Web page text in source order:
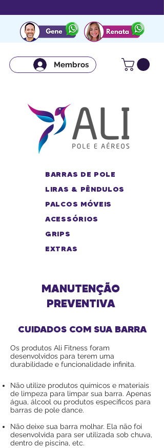
Membros
BARRAS DE POLE
LIRAS & PÊNDULOS
PALCOS MÓVEIS
ACESSÓRIOS
GRIPS
EXTRAS
MANUTENÇÃO
PREVENTIVA
CUIDADOS COM SUA BARRA
Os produtos Ali Fitness foram
desenvolvidos para terem uma
durabilidade e funcionalidade infinita.
Não utilize produtos químicos e materiais
de limpeza para limpar sua barra. Apenas
água, álcool ou produtos específicos para
barras de pole dance.
Não deixe sua barra molhar. Ela não foi
desenvolvida para ser utilizada sob chuva,
dentro de piscina, etc.